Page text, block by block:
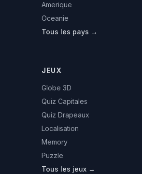
Amerique
Oceanie
Tous les pays →
JEUX
Globe 3D
Quiz Capitales
Quiz Drapeaux
Localisation
Memory
Puzzle
Tous les jeux →